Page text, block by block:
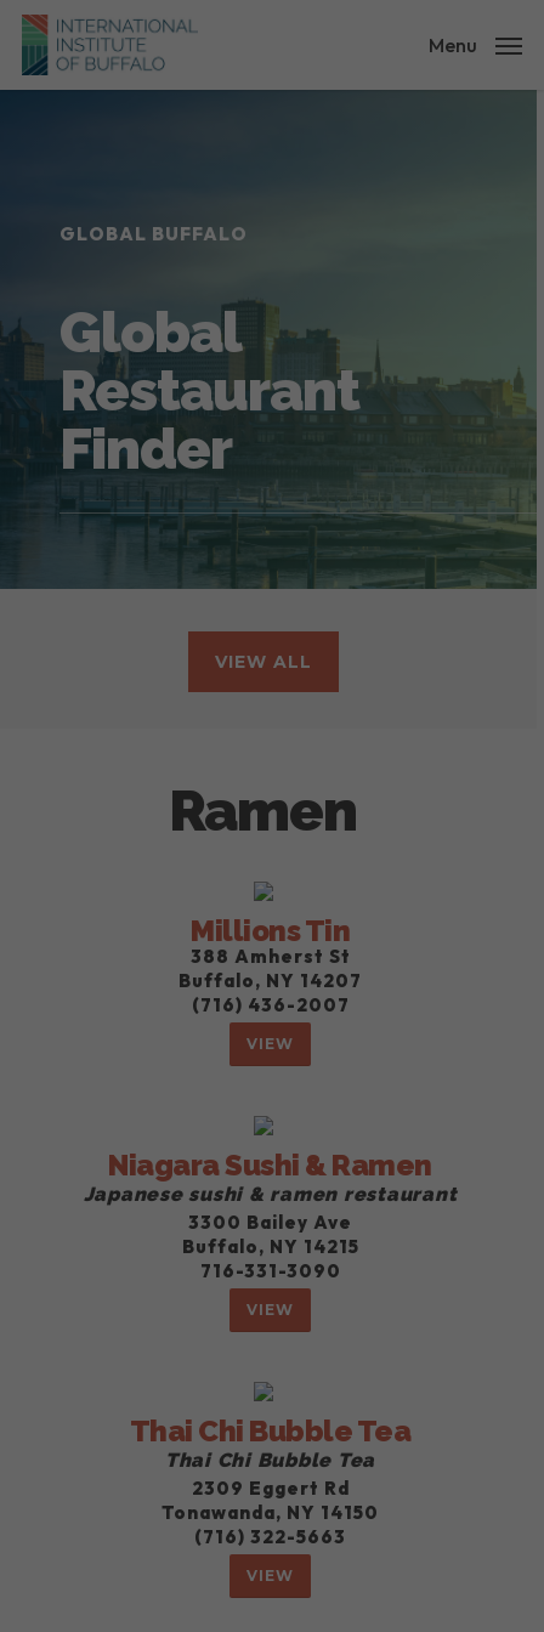
Skip
main
Menu
GLOBAL BUFFALO
Global
Restaurant
Finder
VIEW ALL
Ramen
Millions Tin
388 Amherst St
Buffalo, NY 14207
(716) 436-2007
VIEW
Niagara Sushi & Ramen
Japanese sushi & ramen restaurant
3300 Bailey Ave
Buffalo, NY 14215
716-331-3090
VIEW
Thai Chi Bubble Tea
Thai Chi Bubble Tea
2309 Eggert Rd
Tonawanda, NY 14150
(716) 322-5663
VIEW